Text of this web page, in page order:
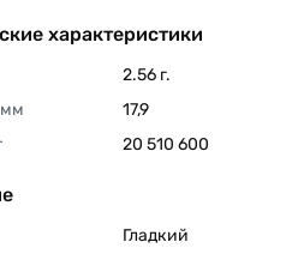
характеристики
2.56 г.
17,9
20 510 600
Гладкий